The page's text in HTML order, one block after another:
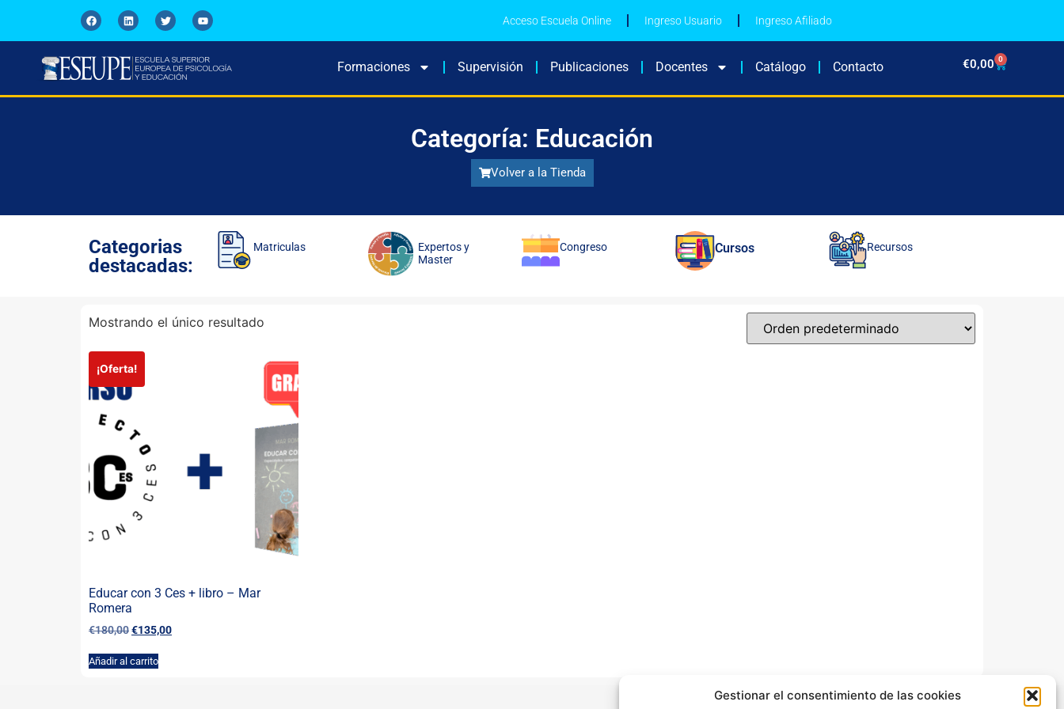
Gestionar el consentimiento de las cookies
Acceso Escuela Online Ingreso Usuario Ingreso Afiliado
Formaciones Supervisión Publicaciones Docentes Catálogo Contacto €0,00 0
Categoría: Educación
Volver a la Tienda
Categorias
destacadas:
Matriculas
Expertos y
Master
Congreso Cursos Recursos
Mostrando el único resultado
¡Oferta!
Educar con 3 Ces + libro – Mar
Romera
€180,00€135,00
Añadir al carrito